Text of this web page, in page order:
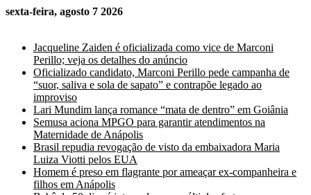
sexta-feira, agosto 7 2026
Jacqueline Zaiden é oficializada como vice de Marconi
Perillo; veja os detalhes do anúncio
Oficializado candidato, Marconi Perillo pede campanha de
“suor, saliva e sola de sapato” e contrapõe legado ao
improviso
Lari Mundim lança romance “mata de dentro” em Goiânia
Semusa aciona MPGO para garantir atendimentos na
Maternidade de Anápolis
Brasil repudia revogação de visto da embaixadora Maria
Luiza Viotti pelos EUA
Homem é preso em flagrante por ameaçar ex-companheira e
filhos em Anápolis